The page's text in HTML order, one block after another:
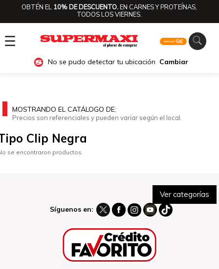
OBTÉN EL 10% DE DESCUENTO.EN CARNES Y PROTEÍNAS,
TODOS LOS VIERNES.
☰
No se pudo detectar tu ubicación Cambiar
Ver categorías
MOSTRANDO EL CATÁLOGO DE:
Precios son referenciales y pueden variar según el local.
Clip Negra
se encontraron productos.
Síguenos en: